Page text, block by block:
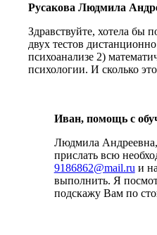
Русакова Людмила
Здравствуйте, хотела бы
двух тестов
психоанализе 2)
психологии. И сколько это
Иван, помощь с
Людмила
прислать всю
9186862@mail.ru и
выполнить. Я
подскажу Вам по